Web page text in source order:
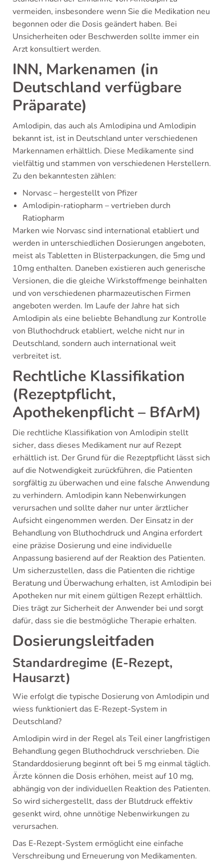
vermeiden, insbesondere wenn Sie die Medikation neu
begonnen oder die Dosis geändert haben. Bei
Unsicherheiten oder Beschwerden sollte immer ein
Arzt konsultiert werden.
INN, Markenamen (in
Deutschland verfügbare
Präparate)
Amlodipin, das auch als Amlodipina und Amlodipin
bekannt ist, ist in Deutschland unter verschiedenen
Markennamen erhältlich. Diese Medikamente sind
vielfältig und stammen von verschiedenen Herstellern.
Zu den bekanntesten zählen:
Norvasc – hergestellt von Pfizer
Amlodipin-ratiopharm – vertrieben durch
Ratiopharm
Marken wie Norvasc sind international etabliert und
werden in unterschiedlichen Dosierungen angeboten,
meist als Tabletten in Blisterpackungen, die 5mg und
10mg enthalten. Daneben existieren auch generische
Versionen, die die gleiche Wirkstoffmenge beinhalten
und von verschiedenen pharmazeutischen Firmen
angeboten werden. Im Laufe der Jahre hat sich
Amlodipin als eine beliebte Behandlung zur Kontrolle
von Bluthochdruck etabliert, welche nicht nur in
Deutschland, sondern auch international weit
verbreitet ist.
Rechtliche Klassifikation
(Rezeptpflicht,
Apothekenpflicht – BfArM)
Die rechtliche Klassifikation von Amlodipin stellt
sicher, dass dieses Medikament nur auf Rezept
erhältlich ist. Der Grund für die Rezeptpflicht lässt sich
auf die Notwendigkeit zurückführen, die Patienten
sorgfältig zu überwachen und eine falsche Anwendung
zu verhindern. Amlodipin kann Nebenwirkungen
verursachen und sollte daher nur unter ärztlicher
Aufsicht eingenommen werden. Der Einsatz in der
Behandlung von Bluthochdruck und Angina erfordert
eine präzise Dosierung und eine individuelle
Anpassung basierend auf der Reaktion des Patienten.
Um sicherzustellen, dass die Patienten die richtige
Beratung und Überwachung erhalten, ist Amlodipin bei
Apotheken nur mit einem gültigen Rezept erhältlich.
Dies trägt zur Sicherheit der Anwender bei und sorgt
dafür, dass sie die bestmögliche Therapie erhalten.
Dosierungsleitfaden
Standardregime (E-Rezept,
Hausarzt)
Wie erfolgt die typische Dosierung von Amlodipin und
wiess funktioniert das E-Rezept-System in
Deutschland?
Amlodipin wird in der Regel als Teil einer langfristigen
Behandlung gegen Bluthochdruck verschrieben. Die
Standarddosierung beginnt oft bei 5 mg einmal täglich.
Ärzte können die Dosis erhöhen, meist auf 10 mg,
abhängig von der individuellen Reaktion des Patienten.
So wird sichergestellt, dass der Blutdruck effektiv
gesenkt wird, ohne unnötige Nebenwirkungen zu
verursachen.
Das E-Rezept-System ermöglicht eine einfache
Verschreibung und Erneuerung von Medikamenten.